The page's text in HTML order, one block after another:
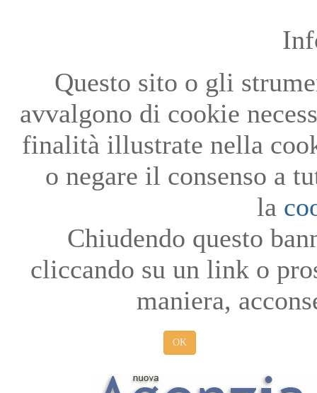
Questo sito o gli
avvalgono di cookie
finalità illustrate nella
o negare il consenso a
la
Chiudendo questo
cliccando su un link o
maniera,
OK